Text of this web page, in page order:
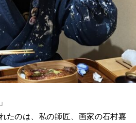
たのは、私の師匠、画家の石村嘉